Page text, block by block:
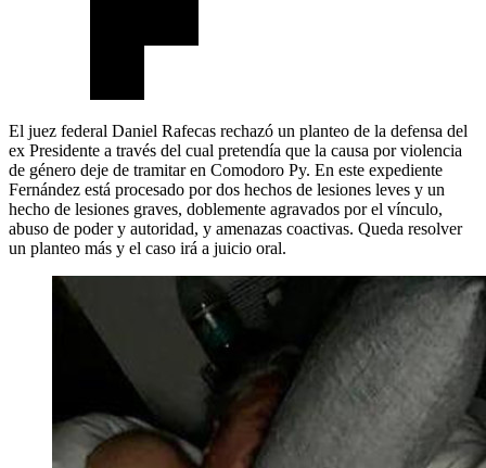
El juez federal Daniel Rafecas rechazó un planteo de la defensa del
ex Presidente a través del cual pretendía que la causa por violencia
de género deje de tramitar en Comodoro Py. En este expediente
Fernández está procesado por dos hechos de lesiones leves y un
hecho de lesiones graves, doblemente agravados por el vínculo,
abuso de poder y autoridad, y amenazas coactivas. Queda resolver
un planteo más y el caso irá a juicio oral.